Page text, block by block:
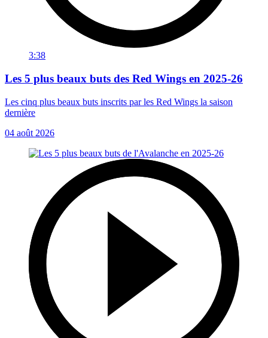
3:38
Les 5 plus beaux buts des Red Wings en 2025-26
Les cinq plus beaux buts inscrits par les Red Wings la saison
dernière
04 août 2026